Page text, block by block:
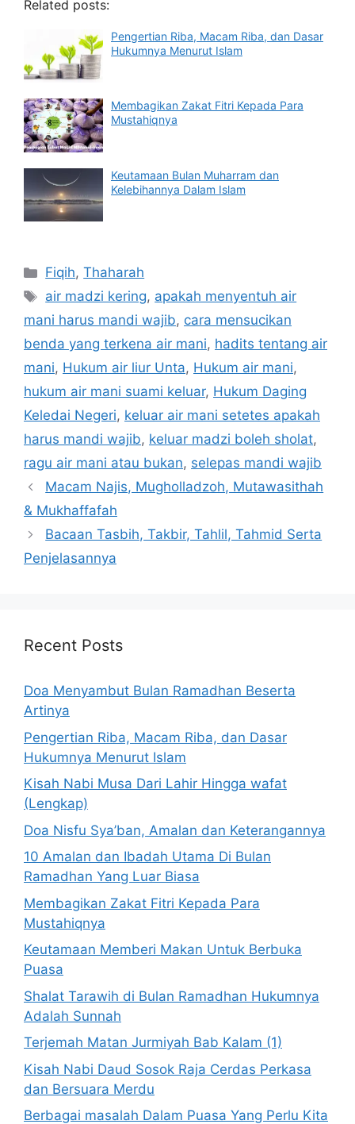
Related posts:
Pengertian Riba, Macam Riba, dan Dasar
Hukumnya Menurut Islam
Membagikan Zakat Fitri Kepada Para
Mustahiqnya
Keutamaan Bulan Muharram dan
Kelebihannya Dalam Islam
Categories
Fiqih,Thaharah
Tags
air madzi kering, apakah menyentuh air
mani harus mandi wajib, cara mensucikan
benda yang terkena air mani, hadits tentang air
mani, Hukum air liur Unta, Hukum air mani,
hukum air mani suami keluar, Hukum Daging
Keledai Negeri, keluar air mani setetes apakah
harus mandi wajib, keluar madzi boleh sholat,
ragu air mani atau bukan, selepas mandi wajib
Macam Najis, Mugholladzoh, Mutawasithah
& Mukhaffafah
Bacaan Tasbih, Takbir, Tahlil, Tahmid Serta
Penjelasannya
Recent Posts
Doa Menyambut Bulan Ramadhan Beserta
Artinya
Pengertian Riba, Macam Riba, dan Dasar
Hukumnya Menurut Islam
Kisah Nabi Musa Dari Lahir Hingga wafat
(Lengkap)
Doa Nisfu Sya’ban, Amalan dan Keterangannya
10 Amalan dan Ibadah Utama Di Bulan
Ramadhan Yang Luar Biasa
Membagikan Zakat Fitri Kepada Para
Mustahiqnya
Keutamaan Memberi Makan Untuk Berbuka
Puasa
Shalat Tarawih di Bulan Ramadhan Hukumnya
Adalah Sunnah
Terjemah Matan Jurmiyah Bab Kalam (1)
Kisah Nabi Daud Sosok Raja Cerdas Perkasa
dan Bersuara Merdu
Berbagai masalah Dalam Puasa Yang Perlu Kita